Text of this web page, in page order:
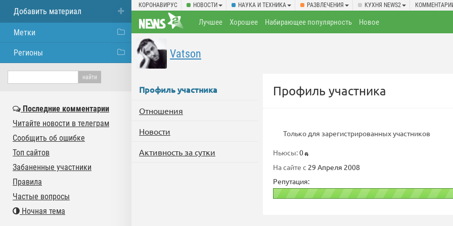
КОРОНАВИРУС НОВОСТИ НАУКА И ТЕХНИКА РАЗВЛЕЧЕНИЯ КУХНЯ NEWS2
Лучшее Хорошее Набирающее популярность Новое
Vatson
Профиль участника
Отношения
Новости
Активность за сутки
Профиль участника
Только для зарегистрированных участников
Ньюсы:0
На сайте с 29 Апреля 2008
Репутация:
Добавить материал
Метки
Регионы
Последние комментарии
Читайте новости в телеграм
Сообщить об ошибке
Топ сайтов
Забаненные участники
Правила
Частые вопросы
Ночная тема